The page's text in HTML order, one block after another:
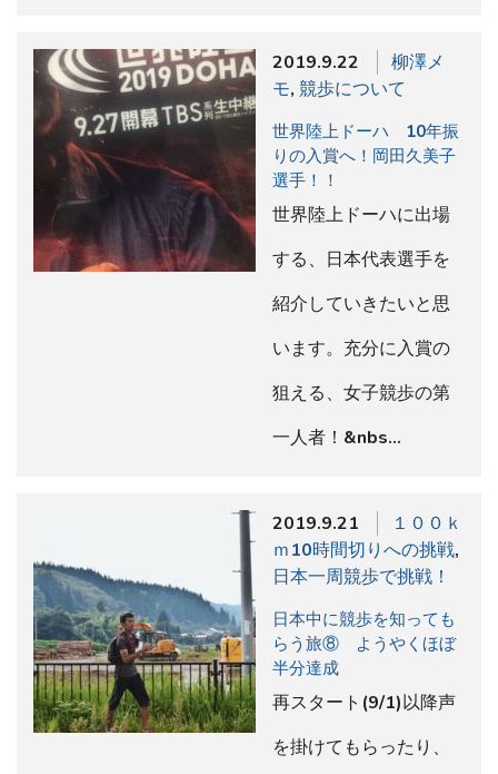
2019.9.22
柳澤メ
モ, 競歩について
世界陸上ドーハ 10年振
りの入賞へ！岡田久美子
選手！！
世界陸上ドーハに出場
する、日本代表選手を
紹介していきたいと思
います。充分に入賞の
狙える、女子競歩の第
一人者！&nbs…
2019.9.21
１００ｋ
ｍ10時間切りへの挑戦,
日本一周競歩で挑戦！
日本中に競歩を知っても
らう旅⑧ ようやくほぼ
半分達成
再スタート(9/1)以降声
を掛けてもらったり、